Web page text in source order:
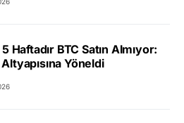
Haftadır BTC Satın Almıyor:
Yöneldi